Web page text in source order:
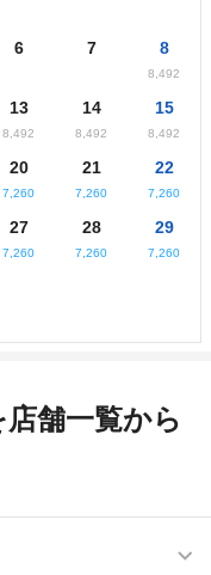
6 7 8
8,492
13
8,492
14
8,492
15
8,492
20
7,260
21
7,260
22
7,260
27
7,260
28
7,260
29
7,260
舗一覧から